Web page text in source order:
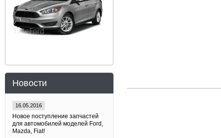
Новости
16.05.2016
Новое поступление запчастей
для автомобилей моделей Ford,
Mazda, Fiat!